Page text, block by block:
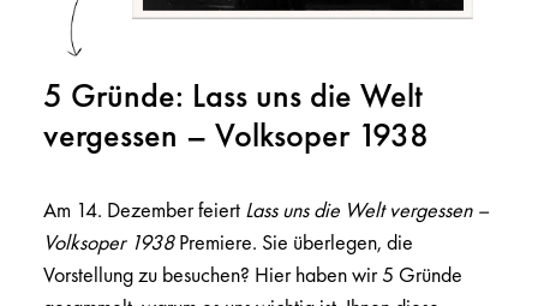
5 Gründe: Lass uns die Welt
vergessen – Volksoper 1938
Am 14. Dezember feiert Lass uns die Welt vergessen –
Volksoper 1938Premiere. Sie überlegen, die
Vorstellung zu besuchen? Hier haben wir 5 Gründe